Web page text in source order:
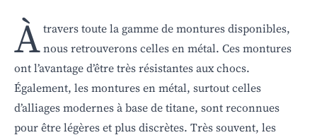
Àtravers toute la gamme de montures disponibles,
nous retrouverons celles en métal. Ces montures
ont l’avantage d’être très résistantes aux chocs.
Également, les montures en métal, surtout celles
d’alliages modernes à base de titane, sont reconnues
pour être légères et plus discrètes. Très souvent, les